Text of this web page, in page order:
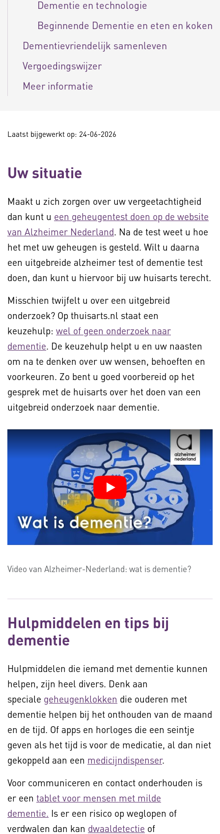
Dementie en technologie
Beginnende Dementie en eten en koken
Dementievriendelijk samenleven
Vergoedingswijzer
Meer informatie
Laatst bijgewerkt op: 24-06-2026
Uw situatie
Maakt u zich zorgen over uw vergeetachtigheid
dan kunt u een geheugentest doen op de website
van Alzheimer Nederland. Na de test weet u hoe
het met uw geheugen is gesteld. Wilt u daarna
een uitgebreide alzheimer test of dementie test
doen, dan kunt u hiervoor bij uw huisarts terecht.
Misschien twijfelt u over een uitgebreid
onderzoek? Op thuisarts.nl staat een
keuzehulp: wel of geen onderzoek naar
dementie. De keuzehulp helpt u en uw naasten
om na te denken over uw wensen, behoeften en
voorkeuren. Zo bent u goed voorbereid op het
gesprek met de huisarts over het doen van een
uitgebreid onderzoek naar dementie.
Video van Alzheimer-Nederland: wat is dementie?
Hulpmiddelen en tips bij
dementie
Hulpmiddelen die iemand met dementie kunnen
helpen, zijn heel divers. Denk aan
speciale geheugenklokken die ouderen met
dementie helpen bij het onthouden van de maand
en de tijd. Of apps en horloges die een seintje
geven als het tijd is voor de medicatie, al dan niet
gekoppeld aan een medicijndispenser.
Voor communiceren en contact onderhouden is
er een tablet voor mensen met milde
dementie. Is er een risico op weglopen of
verdwalen dan kan dwaaldetectie of